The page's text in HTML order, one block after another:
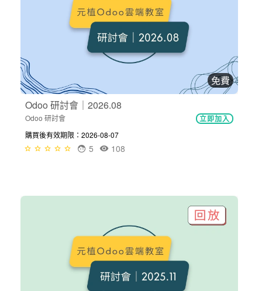
免費
Odoo 研討會｜2026.08
Odoo 研討會 立即加入
購買後有效期限：2026-08-07
108
5